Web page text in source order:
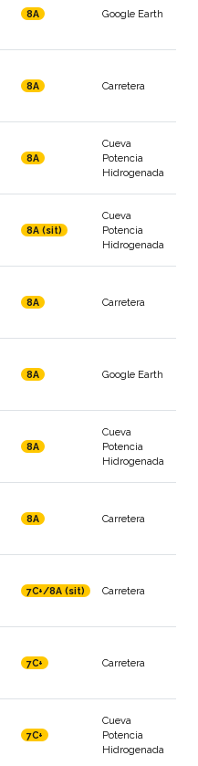
8A Google Earth
8A Carretera
8A
Cueva
Potencia
Hidrogenada
8A (sit)
Cueva
Potencia
Hidrogenada
8A Carretera
8A Google Earth
8A
Cueva
Potencia
Hidrogenada
8A Carretera
7C+/8A (sit) Carretera
7C+ Carretera
7C+
Cueva
Potencia
Hidrogenada